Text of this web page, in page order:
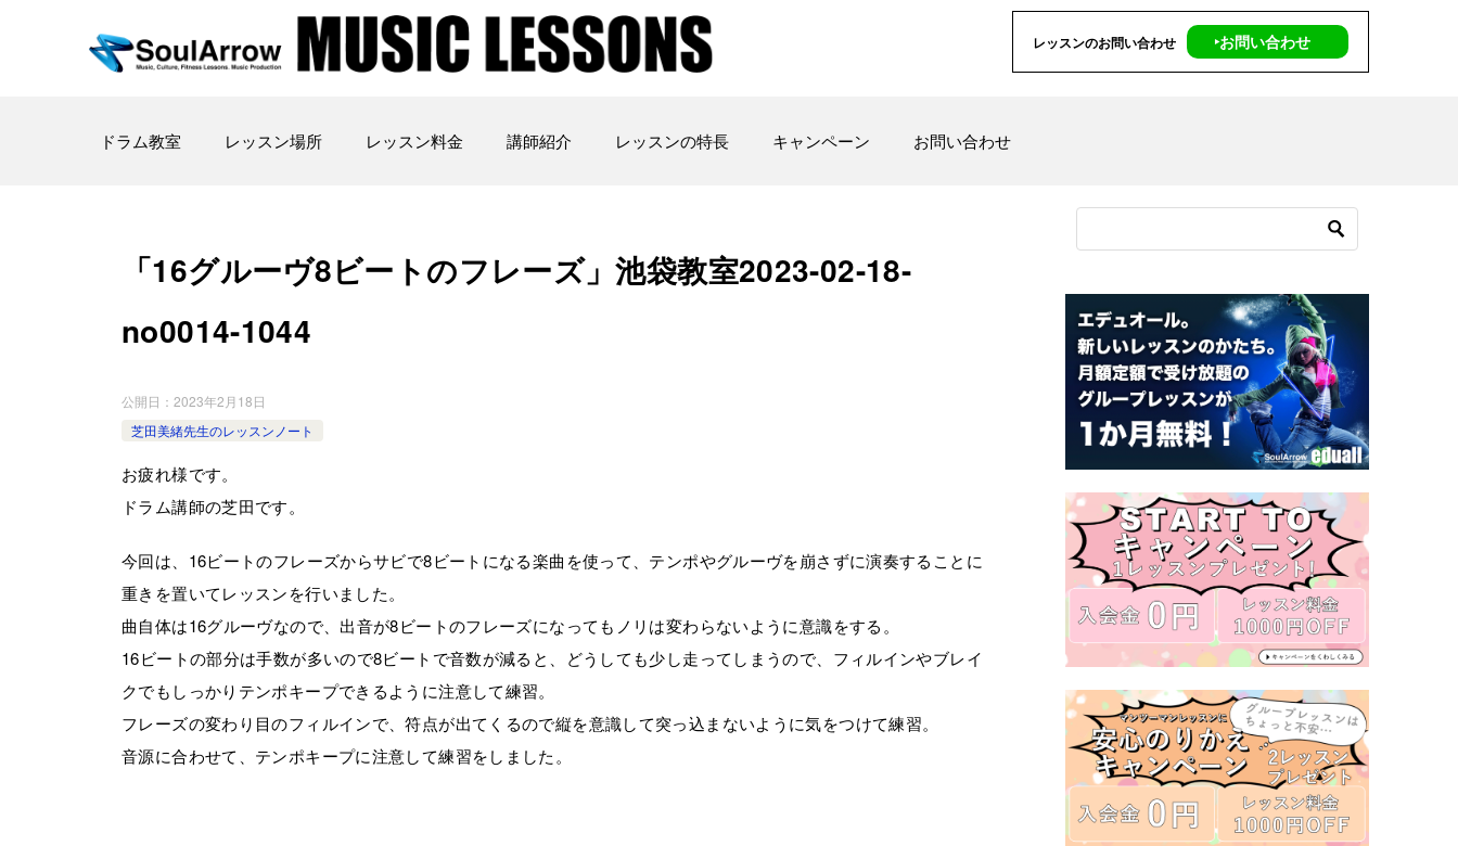
レッスンのお問い合わせ ‣お問い合わせ
ドラム教室 レッスン場所 レッスン料金 講師紹介 レッスンの特長 キャンペーン お問い合わせ
「16グルーヴ8ビートのフレーズ」池袋教室2023-02-18-
no0014-1044
公開日： 2023年2月18日
芝田美緒先生のレッスンノート
お疲れ様です。
ドラム講師の芝田です。
今回は、16ビートのフレーズからサビで8ビートになる楽曲を使って、テンポやグルーヴを崩さずに演奏することに
重きを置いてレッスンを行いました。
曲自体は16グルーヴなので、出音が8ビートのフレーズになってもノリは変わらないように意識をする。
16ビートの部分は手数が多いので8ビートで音数が減ると、どうしても少し走ってしまうので、フィルインやブレイ
クでもしっかりテンポキープできるように注意して練習。
フレーズの変わり目のフィルインで、符点が出てくるので縦を意識して突っ込まないように気をつけて練習。
音源に合わせて、テンポキープに注意して練習をしました。